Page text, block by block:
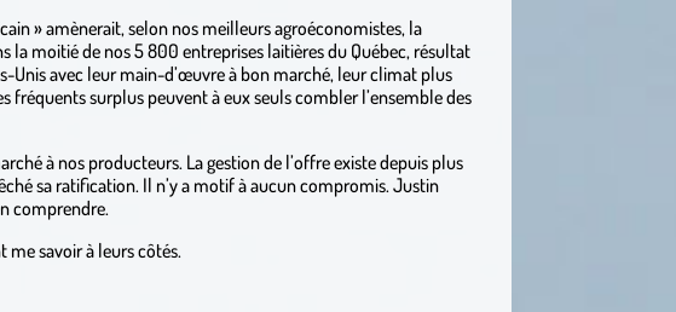
» amènerait, selon nos meilleurs agroéconomistes, la
la moitié de nos 5 800 entreprises laitières du Québec, résultat
Unis avec leur main-d’œuvre à bon marché, leur climat plus
fréquents surplus peuvent à eux seuls combler l’ensemble des
à nos producteurs. La gestion de l’offre existe depuis plus
sa ratification. Il n’y a motif à aucun compromis. Justin
comprendre.
me savoir à leurs côtés.